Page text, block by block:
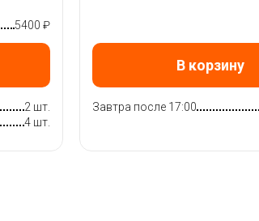
5400 ₽
2 шт.
4 шт.
В корзину
Завтра после 17:00